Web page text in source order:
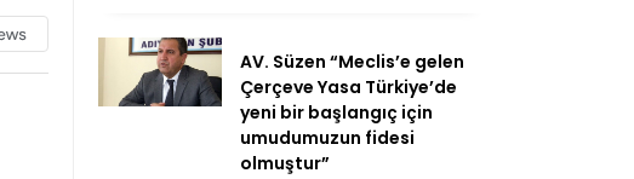
AV. Süzen “Meclis’e gelen
Çerçeve Yasa Türkiye’de
yeni bir başlangıç için
umudumuzun fidesi
olmuştur”